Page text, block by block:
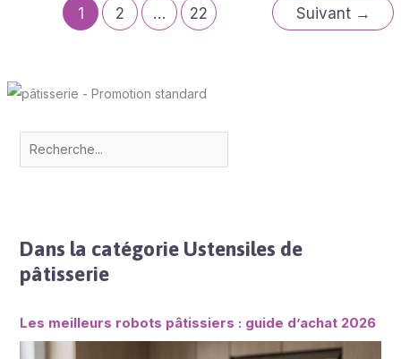
1 2 … 22 Suivant →
Dans la catégorie Ustensiles de
pâtisserie
Les meilleurs robots pâtissiers : guide d’achat 2026